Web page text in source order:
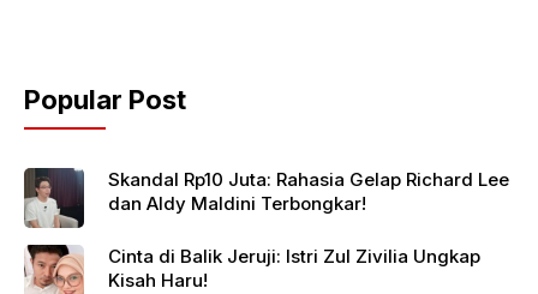
Popular Post
Skandal Rp10 Juta: Rahasia Gelap Richard Lee
dan Aldy Maldini Terbongkar!
Cinta di Balik Jeruji: Istri Zul Zivilia Ungkap
Kisah Haru!